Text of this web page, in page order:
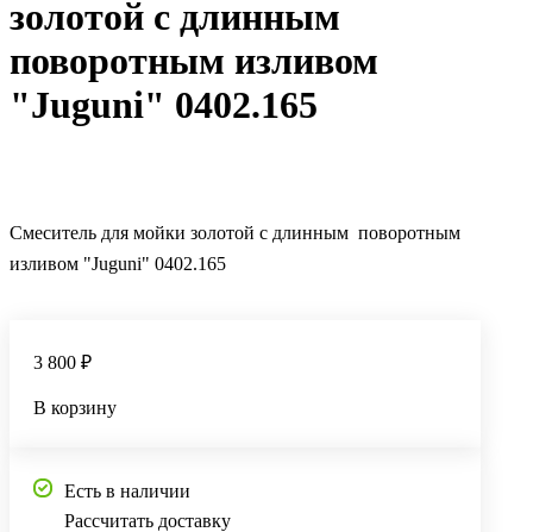
золотой c длинным
поворотным изливом
"Juguni" 0402.165
Смеситель для мойки золотой c длинным поворотным
изливом "Juguni" 0402.165
3 800 ₽
В корзину
Есть в наличии
Рассчитать доставку